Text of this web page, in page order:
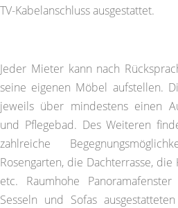
TV-Kabelanschluss ausgestattet.
Jeder Mieter kann nach
seine eigenen Möbel aufstellen.
jeweils über mindestens einen
und Pflegebad. Des Weiteren
zahlreiche
Rosengarten, die Dachterrasse,
etc. Raumhohe
Sesseln und Sofas